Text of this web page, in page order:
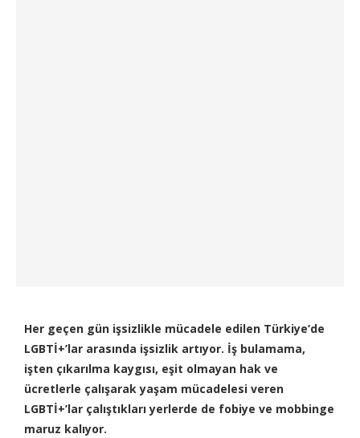
Her geçen gün işsizlikle mücadele edilen Türkiye’de
LGBTİ+’lar arasında işsizlik artıyor. İş bulamama,
işten çıkarılma kaygısı, eşit olmayan hak ve
ücretlerle çalışarak yaşam mücadelesi veren
LGBTİ+’lar çalıştıkları yerlerde de fobiye ve mobbinge
maruz kalıyor.